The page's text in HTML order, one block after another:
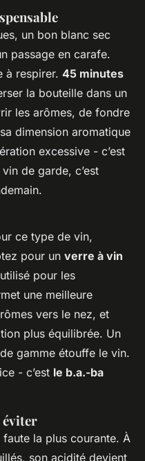
un bon blanc sec
passage en carafe.
à respirer. 45 minutes
la bouteille dans un
les arômes, de fondre
dimension aromatique
excessive - c’est
de garde, c’est
ce type de vin,
pour un verre à vin
pour les
une meilleure
vers le nez, et
plus équilibrée. Un
gamme étouffe le vin.
- c’est le b.a.-ba
éviter
faute la plus courante. À
son acidité devient